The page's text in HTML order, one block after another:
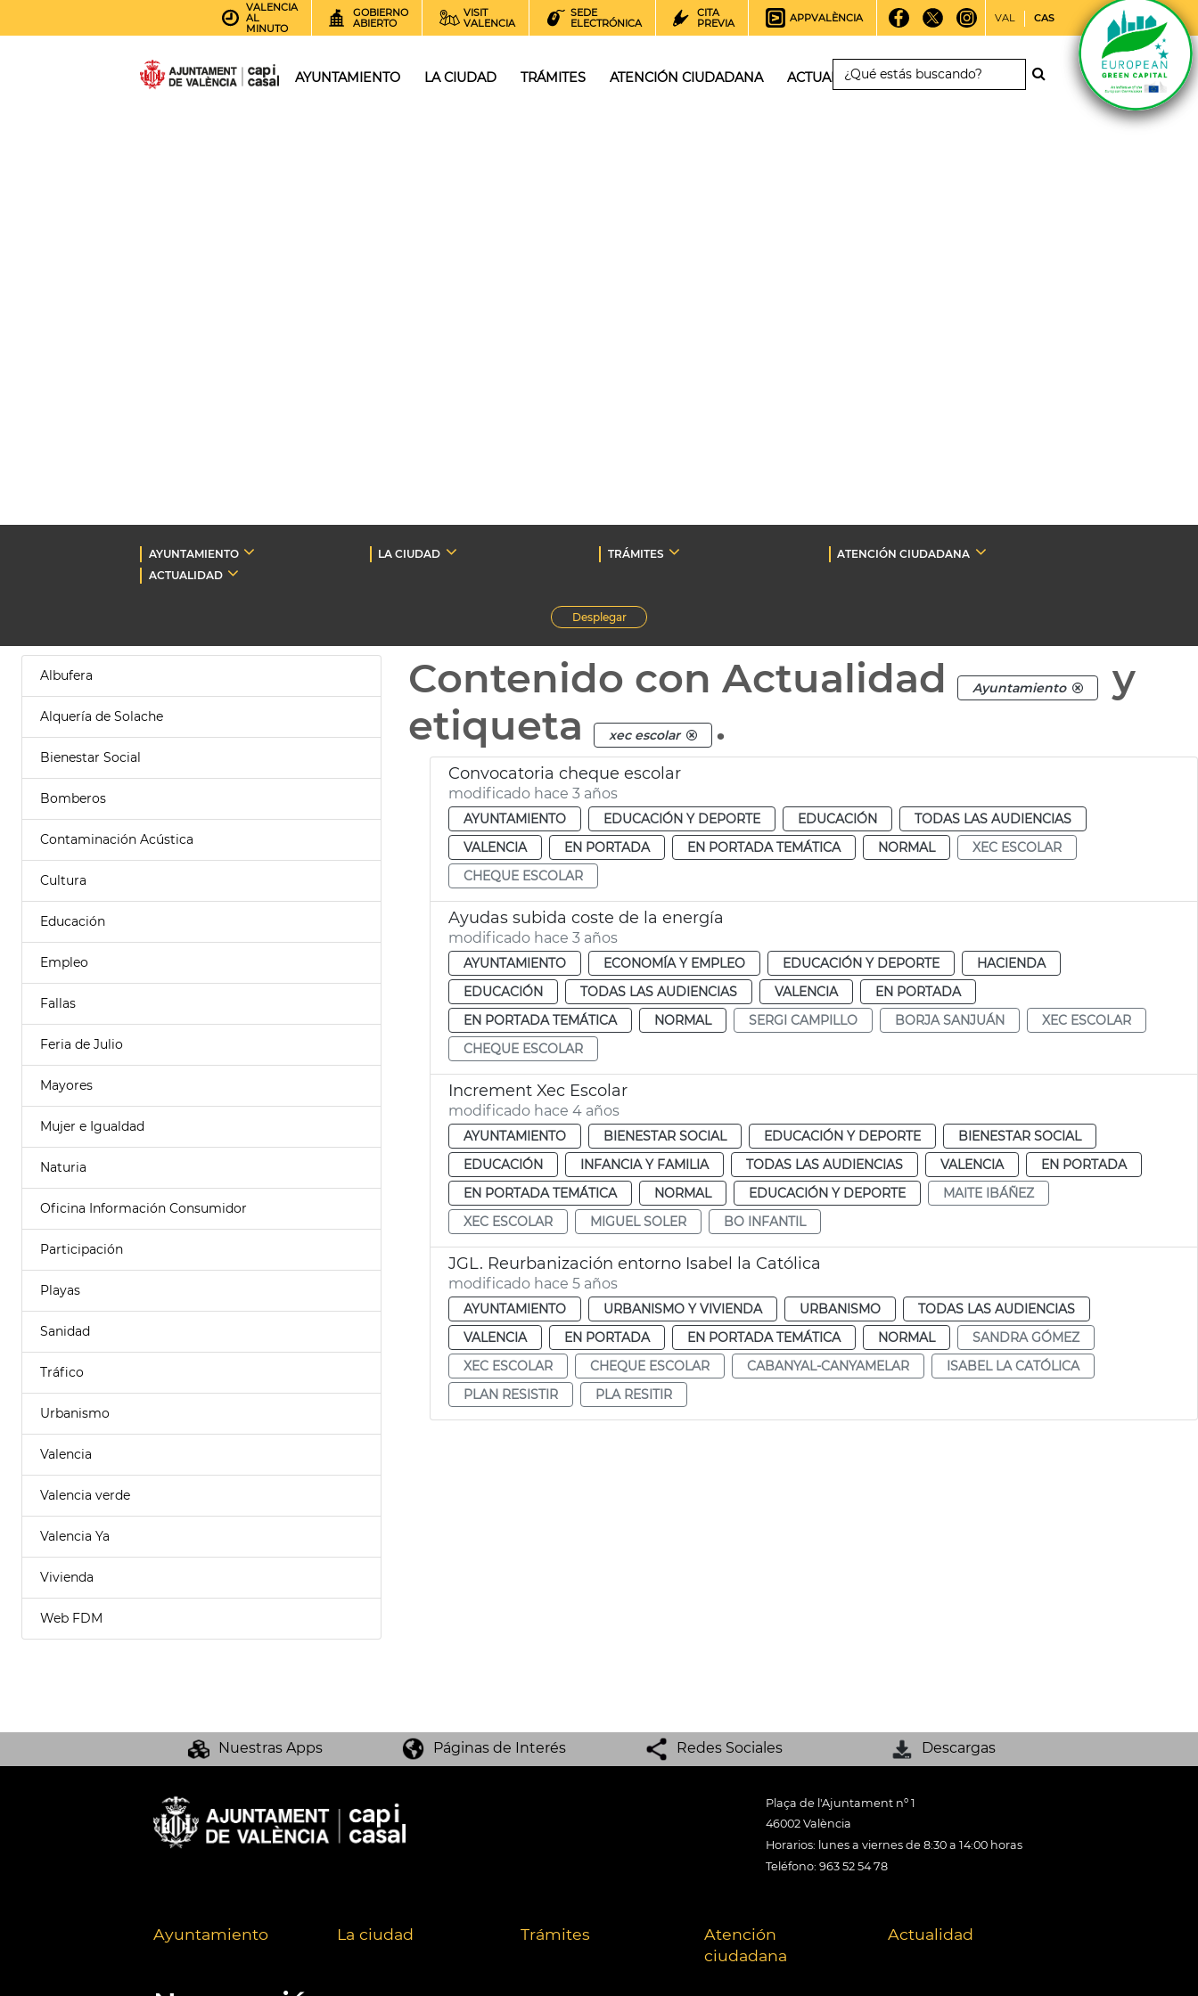
VALENCIA
AL
MINUTO
GOBIERNO
ABIERTO
VISIT
VALENCIA
SEDE
ELECTRÓNICA
CITA
PREVIA
APPVALÈNCIA VAL CAS
AYUNTAMIENTO LA CIUDAD TRÁMITES ATENCIÓN CIUDADANA ACTUALIDAD
AYUNTAMIENTO LA CIUDAD TRÁMITES
ATENCIÓN CIUDADANA
ACTUALIDAD
Desplegar
Albufera
Alquería de Solache
Bienestar Social
Bomberos
Contaminación Acústica
Cultura
Educación
Empleo
Fallas
Feria de Julio
Mayores
Mujer e Igualdad
Naturia
Oficina Información Consumidor
Participación
Playas
Sanidad
Tráfico
Urbanismo
Valencia
Valencia verde
Valencia Ya
Vivienda
Web FDM
Contenido con Actualidad Ayuntamiento
y
etiqueta
xec escolar .
Convocatoria cheque escolar
modificado hace 3 años
AYUNTAMIENTO EDUCACIÓN Y DEPORTE EDUCACIÓN
TODAS LAS AUDIENCIAS
VALENCIA
EN PORTADA EN PORTADA TEMÁTICA NORMAL
XEC ESCOLAR
CHEQUE ESCOLAR
Ayudas subida coste de la energía
modificado hace 3 años
AYUNTAMIENTO ECONOMÍA Y EMPLEO EDUCACIÓN Y DEPORTE
HACIENDA
EDUCACIÓN
TODAS LAS AUDIENCIAS VALENCIA
EN PORTADA
EN PORTADA TEMÁTICA
NORMAL SERGI CAMPILLO BORJA SANJUÁN
XEC ESCOLAR
CHEQUE ESCOLAR
Increment Xec Escolar
modificado hace 4 años
AYUNTAMIENTO BIENESTAR SOCIAL EDUCACIÓN Y DEPORTE
BIENESTAR SOCIAL
EDUCACIÓN
INFANCIA Y FAMILIA TODAS LAS AUDIENCIAS VALENCIA
EN PORTADA
EN PORTADA TEMÁTICA
NORMAL EDUCACIÓN Y DEPORTE
MAITE IBÁÑEZ
XEC ESCOLAR
MIGUEL SOLER BO INFANTIL
JGL. Reurbanización entorno Isabel la Católica
modificado hace 5 años
AYUNTAMIENTO URBANISMO Y VIVIENDA URBANISMO
TODAS LAS AUDIENCIAS
VALENCIA
EN PORTADA EN PORTADA TEMÁTICA NORMAL
SANDRA GÓMEZ
XEC ESCOLAR
CHEQUE ESCOLAR CABANYAL-CANYAMELAR
ISABEL LA CATÓLICA
PLAN RESISTIR
PLA RESITIR
Nuestras Apps Páginas de Interés Redes Sociales Descargas
Plaça de l'Ajuntament nº 1
46002 València
Horarios: lunes a viernes de 8:30 a 14:00 horas
Teléfono: 963 52 54 78
Ayuntamiento La ciudad Trámites
Atención
ciudadana
Actualidad